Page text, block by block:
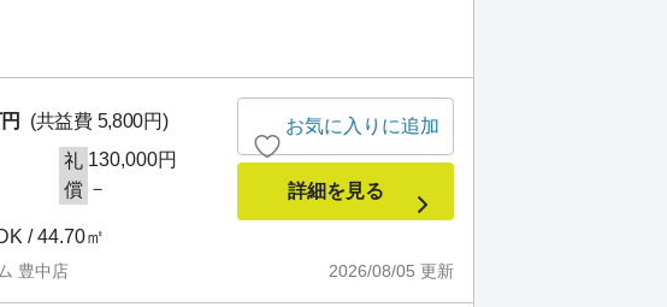
(共益費 5,800円)
礼 130,000円
償 －
/ 44.70㎡
2026/08/05 更新
豊中店
お気に入りに追加
詳細を見る